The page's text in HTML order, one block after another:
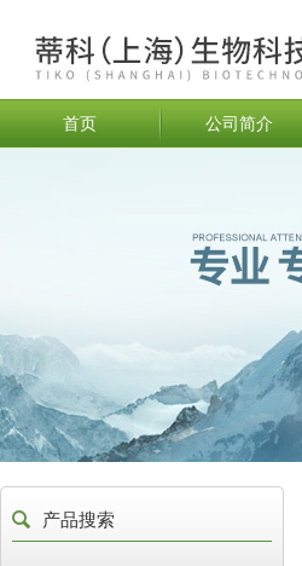
首页 公司简介
产品搜索